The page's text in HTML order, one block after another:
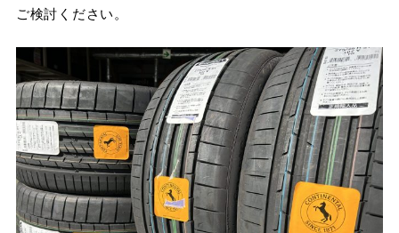
ご検討ください。